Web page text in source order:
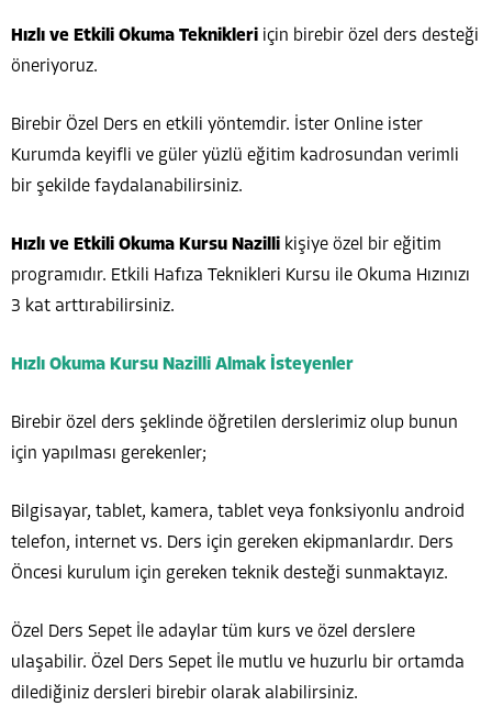
Hızlı ve Etkili Okuma Teknikleri için birebir özel ders desteği
öneriyoruz.
Birebir Özel Ders en etkili yöntemdir. İster Online ister
Kurumda keyifli ve güler yüzlü eğitim kadrosundan verimli
bir şekilde faydalanabilirsiniz.
Hızlı ve Etkili Okuma Kursu Nazilli kişiye özel bir eğitim
programıdır. Etkili Hafıza Teknikleri Kursu ile Okuma Hızınızı
3 kat arttırabilirsiniz.
Hızlı Okuma Kursu Nazilli Almak İsteyenler
Birebir özel ders şeklinde öğretilen derslerimiz olup bunun
için yapılması gerekenler;
Bilgisayar, tablet, kamera, tablet veya fonksiyonlu android
telefon, internet vs. Ders için gereken ekipmanlardır. Ders
Öncesi kurulum için gereken teknik desteği sunmaktayız.
Özel Ders Sepet İle adaylar tüm kurs ve özel derslere
ulaşabilir. Özel Ders Sepet İle mutlu ve huzurlu bir ortamda
dilediğiniz dersleri birebir olarak alabilirsiniz.